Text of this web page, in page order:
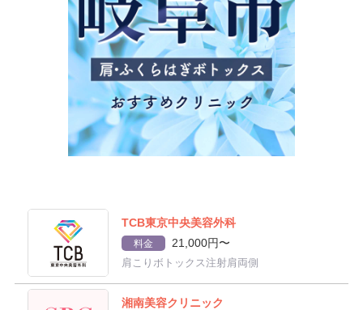
TCB東京中央美容外科
料金 21,000円〜
肩こりボトックス注射肩両側
湘南美容クリニック